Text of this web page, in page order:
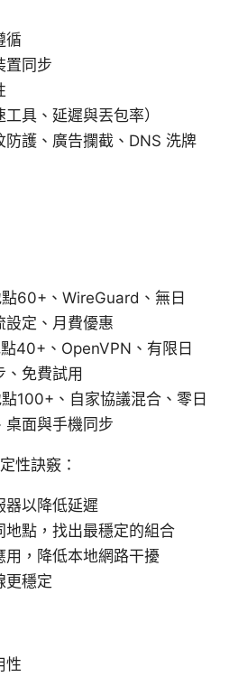
循
置同步
具、延遲與丟包率）
防護、廣告攔截、DNS 洗牌
60+、WireGuard、無日
設定、月費優惠
40+、OpenVPN、有限日
免費試用
100+、自家協議混合、零日
桌面與手機同步
性訣竅：
器以降低延遲
地點，找出最穩定的組合
用，降低本地網路干擾
更穩定
性